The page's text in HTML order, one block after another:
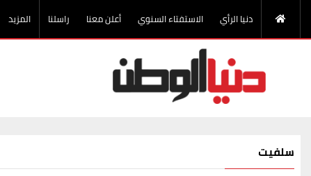
دنيا الرأي الاستفتاء السنوي أعلن معنا راسلنا المزيد
سلفيت